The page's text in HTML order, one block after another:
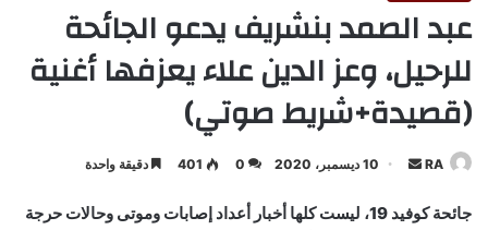
عبد الصمد بنشريف يدعو الجائحة
للرحيل، وعز الدين علاء يعزفها أغنية
(قصيدة+شريط صوتي)
RA
أرسل
إلكترونيا
10 ديسمبر، 2020 0
401 دقيقة واحدة
جائحة كوفيد 19، ليست كلها أخبار أعداد إصابات وموتى وحالات حرجة